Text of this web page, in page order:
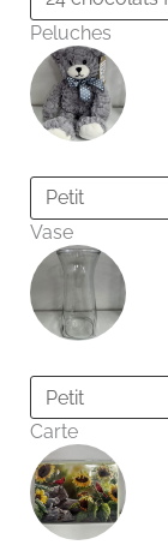
Peluches
Vase
Carte